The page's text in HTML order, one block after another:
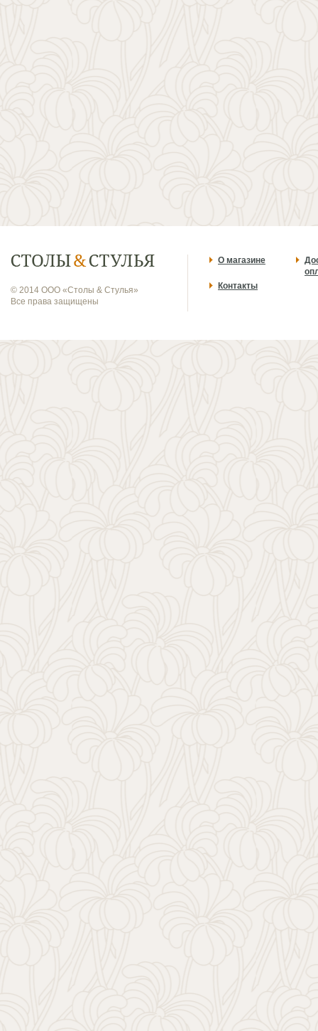
© 2014 ООО «Столы & Стулья»
Все права защищены
О магазине
Контакты